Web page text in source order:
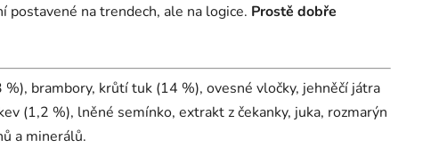
na trendech, ale na logice. Prostě dobře
%), brambory, krůtí tuk (14 %), ovesné vločky, jehněčí játra
(1,2 %), lněné semínko, extrakt z čekanky, juka, rozmarýn
a minerálů.